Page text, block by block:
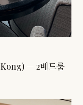
— 2베드룸